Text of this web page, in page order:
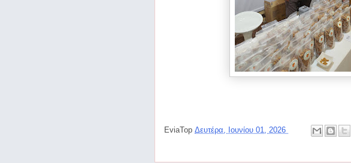
EviaTop Δευτέρα, Ιουνίου 01, 2026